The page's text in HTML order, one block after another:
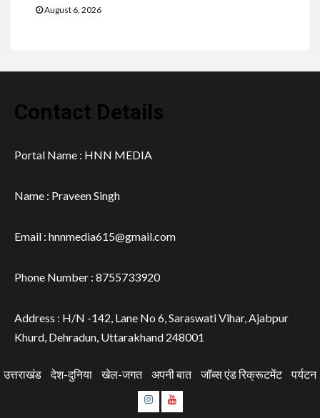
August 6, 2026
Contact Details
Portal Name : HNN MEDIA
Name : Praveen Singh
Email : hnnmedia615@gmail.com
Phone Number : 8755733920
Address : H/N -142, Lane No 6, Saraswati Vihar, Ajabpur
Khurd, Dehradun, Uttarakhand 248001
उत्तराखंड देश-दुनिया खेल-जगत अपनी बात जॉब्स एंड रिक्रूटमेंट पर्यटन
Instagram
Youtube